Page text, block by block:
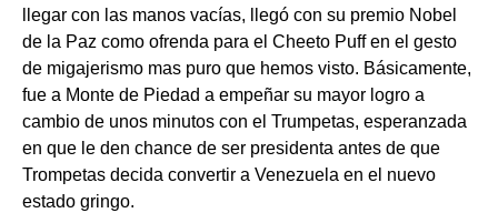
llegar con las manos vacías, llegó con su premio Nobel
de la Paz como ofrenda para el Cheeto Puff en el gesto
de migajerismo mas puro que hemos visto. Básicamente,
fue a Monte de Piedad a empeñar su mayor logro a
cambio de unos minutos con el Trumpetas, esperanzada
en que le den chance de ser presidenta antes de que
Trompetas decida convertir a Venezuela en el nuevo
estado gringo.